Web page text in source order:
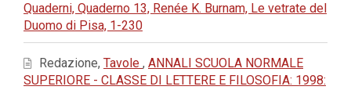
Quaderni, Quaderno 13, Renée K. Burnam, Le vetrate del
Duomo di Pisa, 1-230
Redazione, Tavole , ANNALI SCUOLA NORMALE
SUPERIORE - CLASSE DI LETTERE E FILOSOFIA: 1998: